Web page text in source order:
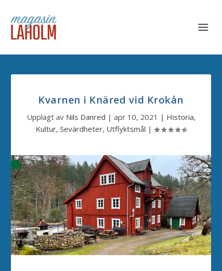
Kvarnen i Knäred vid Krokån
Upplagt av Nils Danred | apr 10, 2021 | Historia,
Kultur, Sevärdheter, Utflyktsmål |